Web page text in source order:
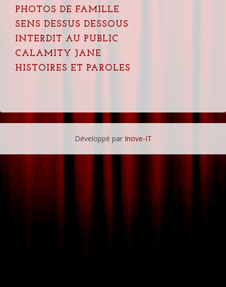
PHOTOS DE FAMILLE
SENS DESSUS DESSOUS
INTERDIT AU PUBLIC
CALAMITY JANE
HISTOIRES ET PAROLES
Développé par Inove-IT